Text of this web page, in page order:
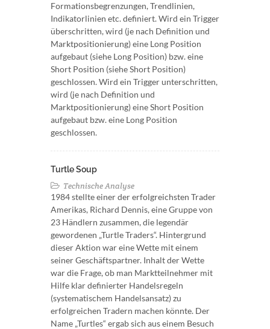
Formationsbegrenzungen, Trendlinien,
Indikatorlinien etc. definiert. Wird ein Trigger
überschritten, wird (je nach Definition und
Marktpositionierung) eine Long Position
aufgebaut (siehe Long Position) bzw. eine
Short Position (siehe Short Position)
geschlossen. Wird ein Trigger unterschritten,
wird (je nach Definition und
Marktpositionierung) eine Short Position
aufgebaut bzw. eine Long Position
geschlossen.
Turtle Soup
Technische Analyse
1984 stellte einer der erfolgreichsten Trader
Amerikas, Richard Dennis, eine Gruppe von
23 Händlern zusammen, die legendär
gewordenen „Turtle Traders“. Hintergrund
dieser Aktion war eine Wette mit einem
seiner Geschäftspartner. Inhalt der Wette
war die Frage, ob man Marktteilnehmer mit
Hilfe klar definierter Handelsregeln
(systematischem Handelsansatz) zu
erfolgreichen Tradern machen könnte. Der
Name „Turtles“ ergab sich aus einem Besuch